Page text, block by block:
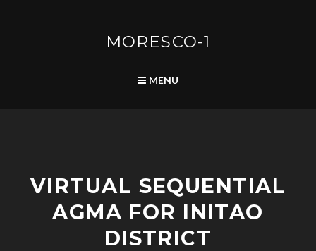
MORESCO-1
SEARCH
MENU
VIRTUAL SEQUENTIAL
AGMA FOR INITAO
DISTRICT